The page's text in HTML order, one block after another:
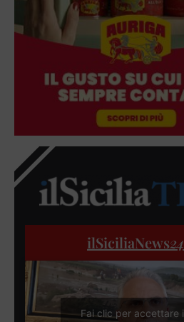
ilSiciliaNews24
Fai clic per accettare i